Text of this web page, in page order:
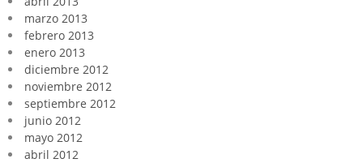
marzo 2013
febrero 2013
enero 2013
diciembre 2012
noviembre 2012
septiembre 2012
junio 2012
mayo 2012
abril 2012